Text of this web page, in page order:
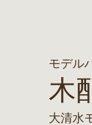
モデル
木
大清水